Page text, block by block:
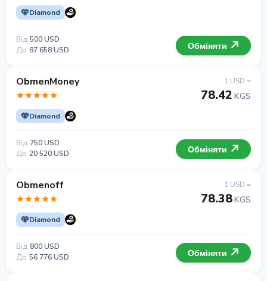
Diamond
Від 500 USD
До 87 658 USD Обміняти
ObmenMoney
Diamond
1 USD =
78.42 KGS
Від 750 USD
До 20 520 USD Обміняти
Obmenoff
Diamond
1 USD =
78.38KGS
Від 800 USD
До 56 776 USD Обміняти